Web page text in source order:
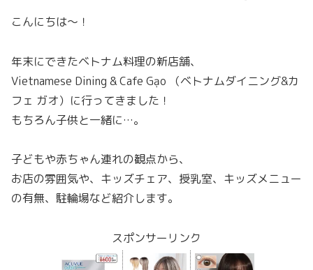
こんにちは～！
年末にできたベトナム料理の新店舗、
Vietnamese Dining & Cafe Gạo （ベトナムダイニング&カ
フェ ガオ）に行ってきました！
もちろん子供と一緒に…。
子どもや赤ちゃん連れの観点から、
お店の雰囲気や、キッズチェア、授乳室、キッズメニュー
の有無、駐輪場など紹介します。
スポンサーリンク